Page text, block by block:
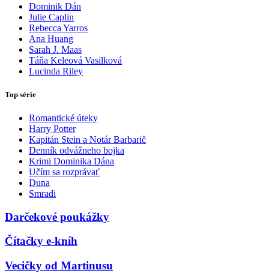
Dominik Dán
Julie Caplin
Rebecca Yarros
Ana Huang
Sarah J. Maas
Táňa Keleová Vasilková
Lucinda Riley
Top série
Romantické úteky
Harry Potter
Kapitán Stein a Notár Barbarič
Denník odvážneho bojka
Krimi Dominika Dána
Učím sa rozprávať
Duna
Smradi
Darčekové poukážky
Čítačky e-kníh
Vecičky od Martinusu